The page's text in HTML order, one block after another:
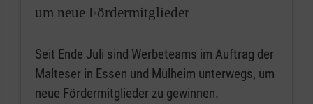
um neue Fördermitglieder
Seit Ende Juli sind Werbeteams im Auftrag der
Malteser in Essen und Mülheim unterwegs, um
neue Fördermitglieder zu gewinnen.